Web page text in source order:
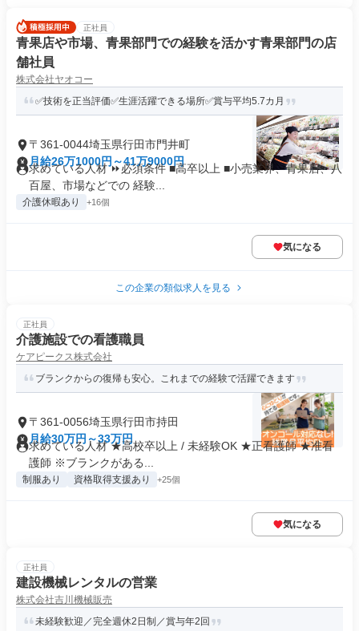
正社員
青果店や市場、青果部門での経験を活かす青果部門の店
舗社員
株式会社ヤオコー
✅技術を正当評価✅生涯活躍できる場所✅賞与平均5.7カ月
〒361-0044埼玉県行田市門井町
月給26万1000円～41万9000円
求めている人材 ⏩必須条件 ■高卒以上 ■小売業界、青果店、八
百屋、市場などでの 経験...
介護休暇あり +16個
気になる
この企業の類似求人を見る
正社員
介護施設での看護職員
ケアピークス株式会社
ブランクからの復帰も安心。これまでの経験で活躍できます
〒361-0056埼玉県行田市持田
月給30万円～33万円
求めている人材 ★高校卒以上 / 未経験OK ★正看護師 ★准看
護師 ※ブランクがある...
制服あり 資格取得支援あり +25個
気になる
正社員
建設機械レンタルの営業
株式会社吉川機械販売
未経験歓迎／完全週休2日制／賞与年2回